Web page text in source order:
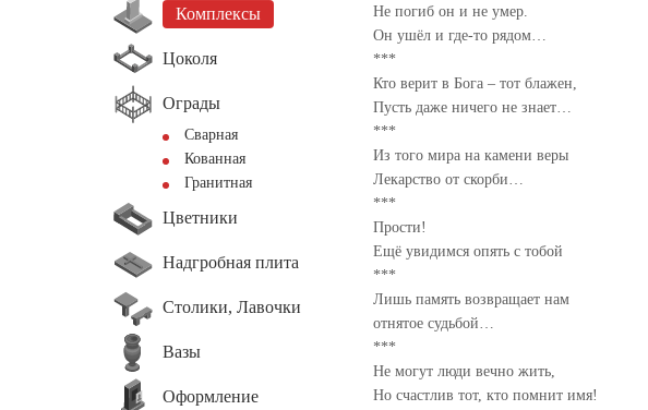
Комплексы
Цоколя
Ограды
Сварная
Кованная
Гранитная
Цветники
Надгробная плита
Столики, Лавочки
Вазы
Оформление
Не погиб он и не умер.
Он ушёл и где-то рядом…
***
Кто верит в Бога – тот блажен,
Пусть даже ничего не знает…
***
Из того мира на камени веры
Лекарство от скорби…
***
Прости!
Ещё увидимся опять с тобой
***
Лишь память возвращает нам
отнятое судьбой…
***
Не могут люди вечно жить,
Но счастлив тот, кто помнит имя!